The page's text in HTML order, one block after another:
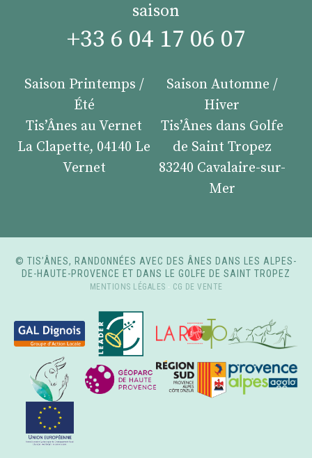
saison
+33 6 04 17 06 07
Saison Printemps /
Été
Tis’Ânes au Vernet
La Clapette, 04140 Le
Vernet
Saison Automne /
Hiver
Tis’Ânes dans Golfe
de Saint Tropez
83240 Cavalaire-sur-
Mer
© TIS’ÂNES, RANDONNÉES AVEC DES ÂNES DANS LES ALPES-
DE-HAUTE-PROVENCE ET DANS LE GOLFE DE SAINT TROPEZ
MENTIONS LÉGALES - CG DE VENTE